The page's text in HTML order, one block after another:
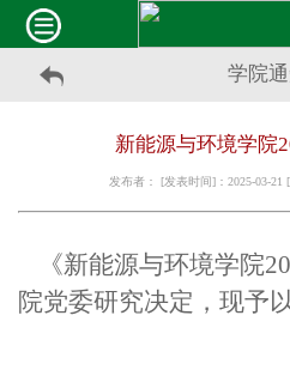
学院
新能源与环境学院
发布者： [发表时间]：2025-03-21
《新能源与环境学院
院党委研究决定，现予